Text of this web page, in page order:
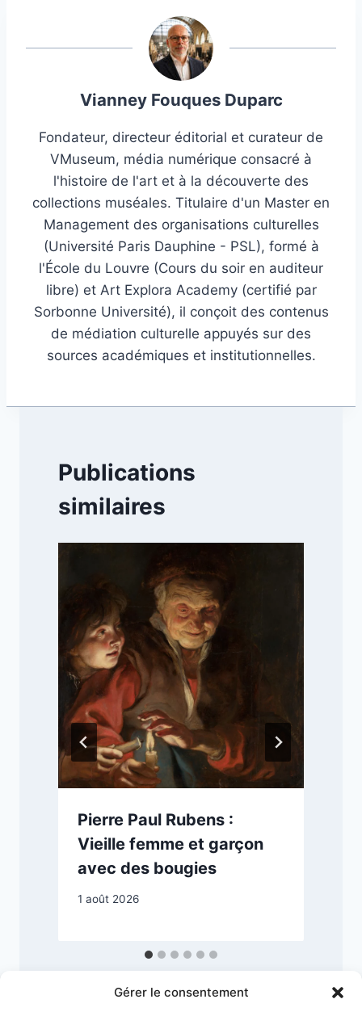
Gérer le consentement
Vianney Fouques Duparc
Fondateur, directeur éditorial et curateur de
VMuseum, média numérique consacré à
l'histoire de l'art et à la découverte des
collections muséales. Titulaire d'un Master en
Management des organisations culturelles
(Université Paris Dauphine - PSL), formé à
l'École du Louvre (Cours du soir en auditeur
libre) et Art Explora Academy (certifié par
Sorbonne Université), il conçoit des contenus
de médiation culturelle appuyés sur des
sources académiques et institutionnelles.
Publications
similaires
Pierre Paul Rubens :
Vieille femme et garçon
avec des bougies
1 août 2026